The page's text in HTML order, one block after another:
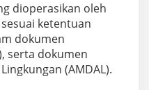
dioperasikan oleh
ketentuan
dokumen
serta dokumen
(AMDAL).